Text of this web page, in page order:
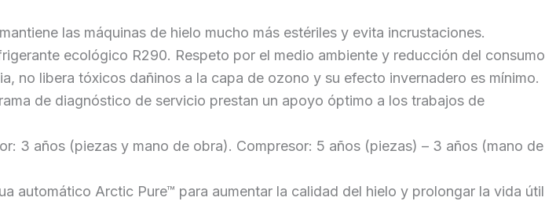
las máquinas de hielo mucho más estériles y evita incrustaciones.
ecológico R290. Respeto por el medio ambiente y reducción del consumo
no libera tóxicos dañinos a la capa de ozono y su efecto invernadero es mínimo.
de diagnóstico de servicio prestan un apoyo óptimo a los trabajos de
3 años (piezas y mano de obra). Compresor: 5 años (piezas) – 3 años (mano de
automático Arctic Pure™ para aumentar la calidad del hielo y prolongar la vida útil